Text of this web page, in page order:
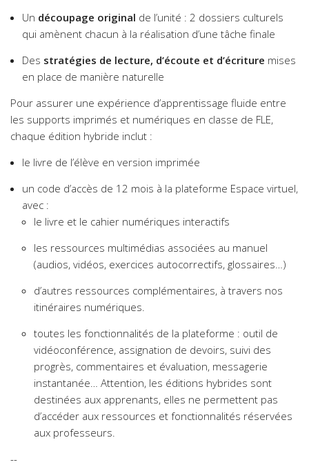
Un découpage original de l’unité : 2 dossiers culturels
qui amènent chacun à la réalisation d’une tâche finale
Des stratégies de lecture, d’écoute et d’écriture mises
en place de manière naturelle
Pour assurer une expérience d’apprentissage fluide entre
les supports imprimés et numériques en classe de FLE,
chaque édition hybride inclut :
le livre de l’élève en version imprimée
un code d’accès de 12 mois à la plateforme Espace virtuel,
avec :
le livre et le cahier numériques interactifs
les ressources multimédias associées au manuel
(audios, vidéos, exercices autocorrectifs, glossaires…)
d’autres ressources complémentaires, à travers nos
itinéraires numériques.
toutes les fonctionnalités de la plateforme : outil de
vidéoconférence, assignation de devoirs, suivi des
progrès, commentaires et évaluation, messagerie
instantanée… Attention, les éditions hybrides sont
destinées aux apprenants, elles ne permettent pas
d’accéder aux ressources et fonctionnalités réservées
aux professeurs.
--